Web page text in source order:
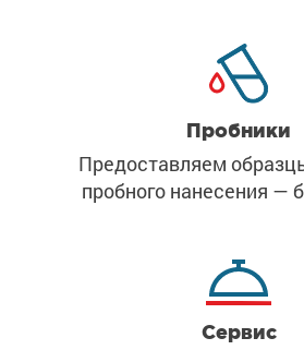
Морозостойкие краски для фасада
Сопутствующие товары
Пробники
Предоставляем
пробного нанесения —
Сервис